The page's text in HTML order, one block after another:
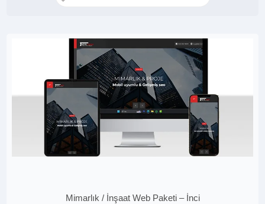
Mimarlık / İnşaat Web Paketi – İnci